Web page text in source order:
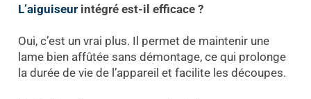
L’aiguiseurintégré est-il efficace ?
Oui, c’est un vrai plus. Il permet de maintenir une
lame bien affûtée sans démontage, ce qui prolonge
la durée de vie de l’appareil et facilite les découpes.